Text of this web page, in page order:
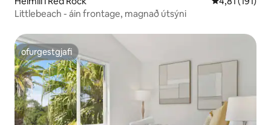
Littlebeach - áin frontage, magnað útsýni
ofurgestgjafi
ofurgestgjafi